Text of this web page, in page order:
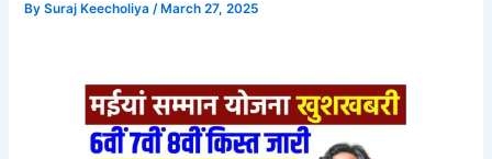
BySuraj Keecholiya/ March 27, 2025